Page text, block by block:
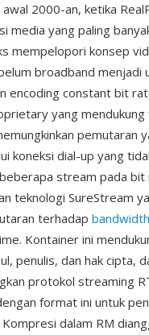
2000-an, ketika
media yang paling
mempelopori konsep
broadband menjadi
encoding constant bit
yang
pemutaran
koneksi dial-up yang
stream pada
teknologi SureStream
terhadap bandwidth
Kontainer ini
penulis, dan hak cipta,
protokol streaming
format ini untuk
dalam RM